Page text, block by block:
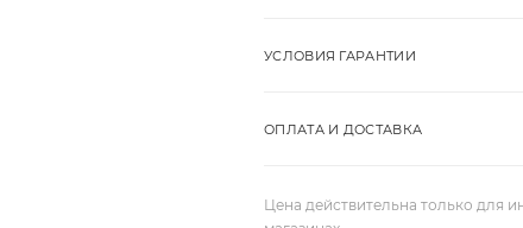
УСЛОВИЯ ГАРАНТИИ
ОПЛАТА И ДОСТАВКА
Цена действительна только для